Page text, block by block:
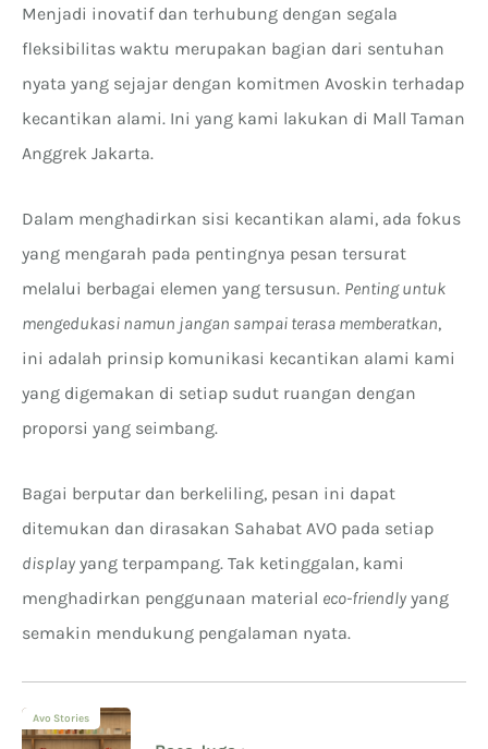
Menjadi inovatif dan terhubung dengan segala
fleksibilitas waktu merupakan bagian dari sentuhan
nyata yang sejajar dengan komitmen Avoskin terhadap
kecantikan alami. Ini yang kami lakukan di Mall Taman
Anggrek Jakarta.
Dalam menghadirkan sisi kecantikan alami, ada fokus
yang mengarah pada pentingnya pesan tersurat
melalui berbagai elemen yang tersusun. Penting untuk
mengedukasi namun jangan sampai terasa memberatkan,
ini adalah prinsip komunikasi kecantikan alami kami
yang digemakan di setiap sudut ruangan dengan
proporsi yang seimbang.
Bagai berputar dan berkeliling, pesan ini dapat
ditemukan dan dirasakan Sahabat AVO pada setiap
display yang terpampang. Tak ketinggalan, kami
menghadirkan penggunaan material eco-friendly yang
semakin mendukung pengalaman nyata.
Avo Stories